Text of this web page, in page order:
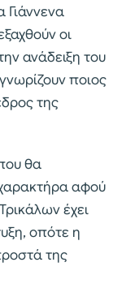
Γιάννενα
οι
ανάδειξη του
ποιος
της
θα
αφού
έχει
οπότε η
της